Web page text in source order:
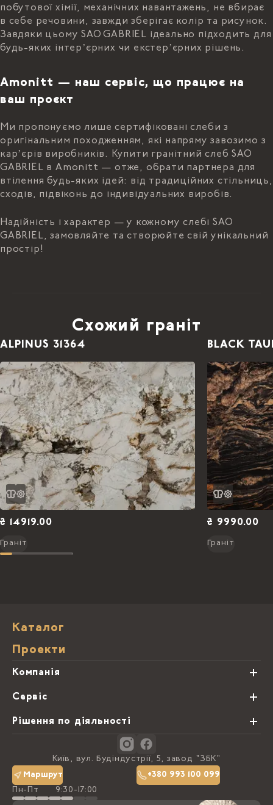
побутової хімії, механічних навантажень, не вбирає
в себе речовини, завжди зберігає колір та рисунок.
Завдяки цьому SAO GABRIEL ідеально підходить для
будь-яких інтерʼєрних чи екстерʼєрних рішень.
Amonitt — наш сервіс, що працює на
ваш проєкт
Ми пропонуємо лише сертифіковані слеби з
оригінальним походженням, які напряму завозимо з
карʼєрів виробників. Купити гранітний слеб SAO
GABRIEL в Amonitt — отже, обрати партнера для
втілення будь-яких ідей: від традиційних стільниць,
сходів, підвіконь до індивідуальних виробів.
Надійність і характер — у кожному слебі SAO
GABRIEL, замовляйте та створюйте свій унікальний
простір!
Схожий граніт
ALPINUS 31364
₴ 14919.00
Граніт
BLACK
₴ 9990.00
Граніт
Каталог
Проекти
Компанія
Про нас
Блог
Політика конфіденційності
Доставка та оплата
Сервіс
Види обробки каменю
Рішення по діяльності
Київ, вул. Будіндустрії, 5, завод "ЗБК"
Маршрут
+380 993 100 099
Пн-Пт
9:30-17:00